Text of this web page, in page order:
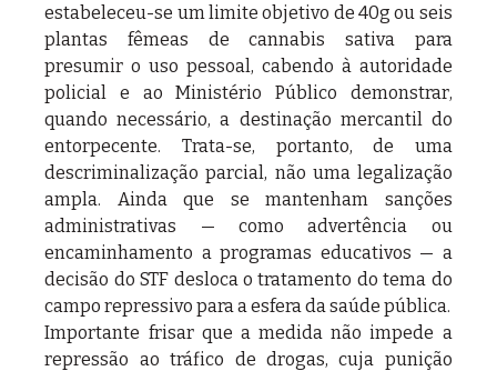
estabeleceu-se um limite objetivo de 40g ou seis
plantas fêmeas de cannabis sativa para
presumir o uso pessoal, cabendo à autoridade
policial e ao Ministério Público demonstrar,
quando necessário, a destinação mercantil do
entorpecente. Trata-se, portanto, de uma
descriminalização parcial, não uma legalização
ampla. Ainda que se mantenham sanções
administrativas — como advertência ou
encaminhamento a programas educativos — a
decisão do STF desloca o tratamento do tema do
campo repressivo para a esfera da saúde pública.
Importante frisar que a medida não impede a
repressão ao tráfico de drogas, cuja punição